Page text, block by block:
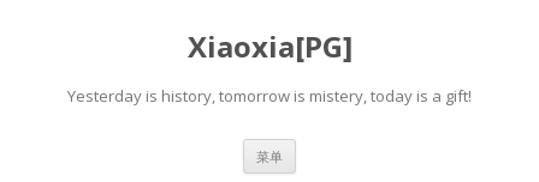
Xiaoxia[PG]
Yesterday is history, tomorrow is mistery, today is a gift!
菜单